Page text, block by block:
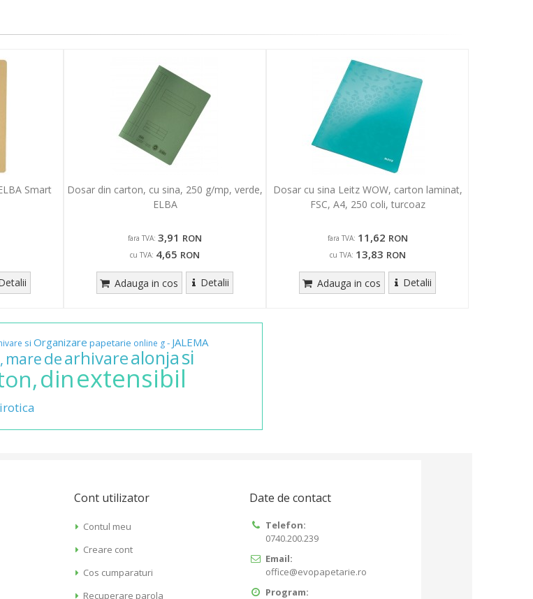
Smart
Dosar din carton, cu sina, 250 g/mp, verde,
ELBA
fara TVA: 3,91 RON
cu TVA: 4,65 RON
Adauga in cos Detalii
Dosar cu sina Leitz WOW, carton laminat,
FSC, A4, 250 coli, turcoaz
fara TVA: 11,62 RON
cu TVA: 13,83 RON
Adauga in cos Detalii
si Organizare papetarie online g- JALEMA
maredearhivarealonjasi
dinextensibil
Cont utilizator
Contul meu
Creare cont
Cos cumparaturi
Recuperare parola
Date de contact
Telefon:
0740.200.239
Email:
office@evopapetarie.ro
Program: